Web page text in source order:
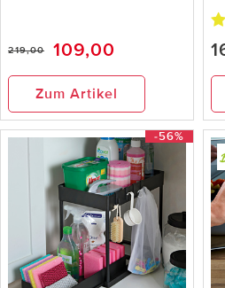
219,00 109,00
Zum Artikel
-56%